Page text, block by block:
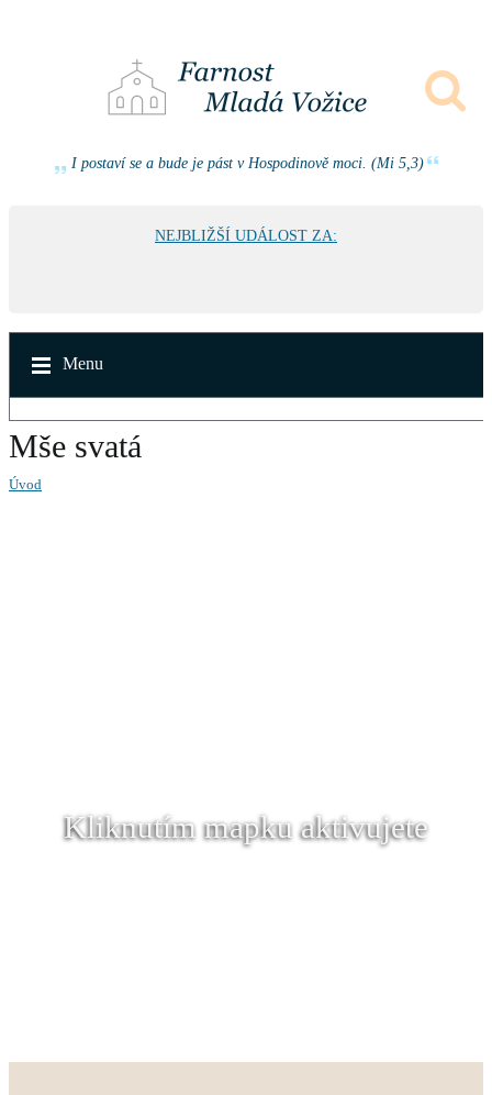
I postaví se a bude je pást v Hospodinově moci. (Mi 5,3)
NEJBLIŽŠÍ UDÁLOST ZA:
Menu
Mše svatá
Úvod
Kliknutím mapku aktivujete